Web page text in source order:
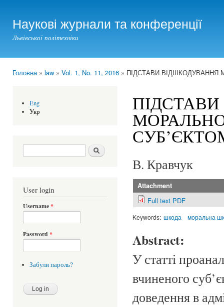
Наукові журнали та конференції
Львівської політехніки
Головна» law » Vol. 1, No. 11, 2016 » ПІДСТАВИ
Eng
Укр
Search form Шукати
User login
Username*
Password *
Забули пароль?
В. Кравчук
Attachment
Full text PDF
Keywords: шкода моральна
Abstract:
У статті
вчиненого
доведення в